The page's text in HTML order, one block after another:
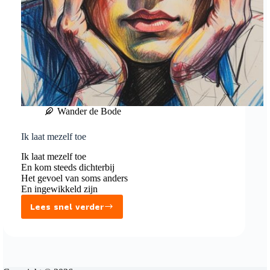
Wander de Bode
Ik laat mezelf toe
Ik laat mezelf toe
En kom steeds dichterbij
Het gevoel van soms anders
En ingewikkeld zijn
Lees snel verder
Ik